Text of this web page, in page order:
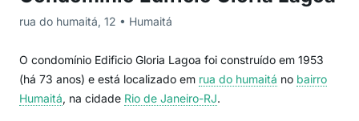
rua do humaitá, 12 • Humaitá
O condomínio Edificio Gloria Lagoa foi construído em 1953
(há 73 anos) e está localizado em rua do humaitá no bairro
Humaitá, na cidade Rio de Janeiro-RJ.